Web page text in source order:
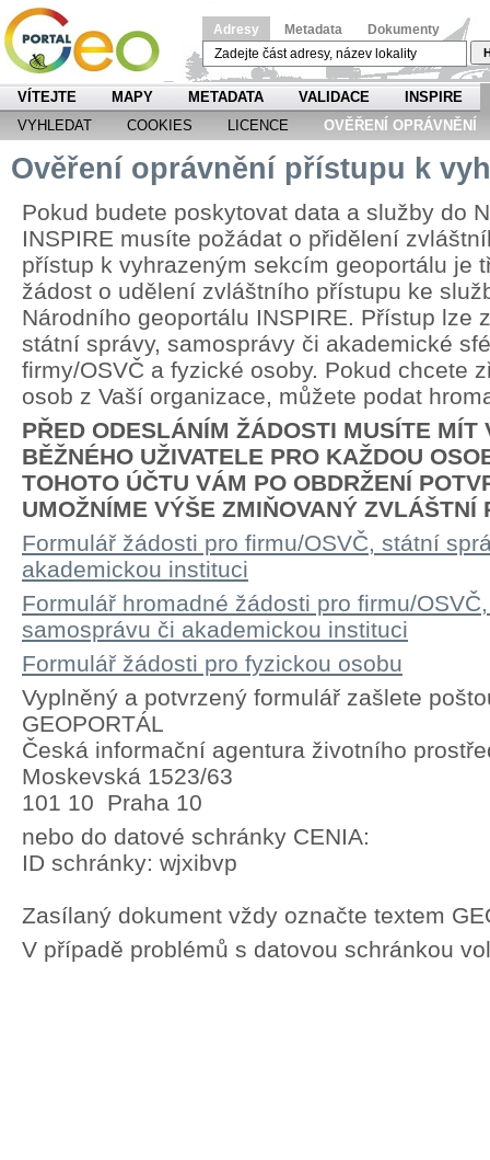
Adresy Metadata Dokumenty
VÍTEJTE MAPY METADATA VALIDACE
INSPIRE
VYHLEDAT
COOKIES LICENCE OVĚŘENÍ OPRÁVNĚNÍ
Ověření oprávnění přístupu k
Pokud budete poskytovat data a služby do
INSPIRE musíte požádat o přidělení
přístup k vyhrazeným sekcím geoportálu je
žádost o udělení zvláštního přístupu ke
Národního geoportálu INSPIRE. Přístup lze
státní správy, samosprávy či akademické
firmy/OSVČ a fyzické osoby. Pokud chcete
osob z Vaší organizace, můžete podat
PŘED ODESLÁNÍM ŽÁDOSTI MUSÍTE MÍT
BĚŽNÉHO UŽIVATELE PRO KAŽDOU
TOHOTO ÚČTU VÁM PO OBDRŽENÍ
UMOŽNÍME VÝŠE ZMIŇOVANÝ ZVLÁŠTNÍ
Formulář žádosti pro firmu/OSVČ, státní
akademickou instituci
Formulář hromadné žádosti pro firmu/
samosprávu či akademickou instituci
Formulář žádosti pro fyzickou osobu
Vyplněný a potvrzený formulář zašlete
GEOPORTÁL
Česká informační agentura životního
Moskevská 1523/63
101 10 Praha 10
nebo do datové schránky CENIA:
ID schránky: wjxibvp
Zasílaný dokument vždy označte textem
V případě problémů s datovou schránkou